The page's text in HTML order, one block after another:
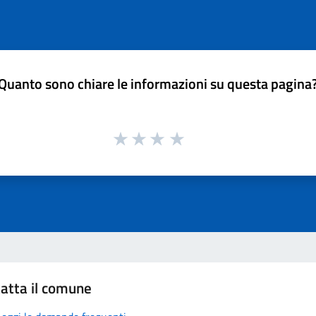
sono chiare le informazioni su questa
il comune